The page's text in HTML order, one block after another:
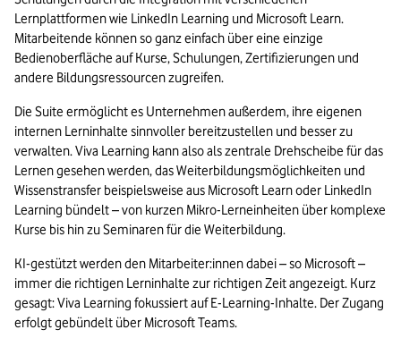
Lernplattformen wie LinkedIn Learning und Microsoft Learn.
Mitarbeitende können so ganz einfach über eine einzige
Bedienoberfläche auf Kurse, Schulungen, Zertifizierungen und
andere Bildungsressourcen zugreifen.
Die Suite ermöglicht es Unternehmen außerdem, ihre eigenen
internen Lerninhalte sinnvoller bereitzustellen und besser zu
verwalten. Viva Learning kann also als zentrale Drehscheibe für das
Lernen gesehen werden, das Weiterbildungsmöglichkeiten und
Wissenstransfer beispielsweise aus Microsoft Learn oder LinkedIn
Learning bündelt – von kurzen Mikro-Lerneinheiten über komplexe
Kurse bis hin zu Seminaren für die Weiterbildung.
KI-gestützt werden den Mitarbeiter:innen dabei – so Microsoft –
immer die richtigen Lerninhalte zur richtigen Zeit angezeigt. Kurz
gesagt: Viva Learning fokussiert auf E-Learning-Inhalte. Der Zugang
erfolgt gebündelt über Microsoft Teams.